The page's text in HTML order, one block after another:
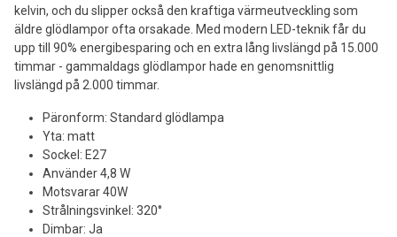
kelvin, och du slipper också den kraftiga värmeutveckling som
äldre glödlampor ofta orsakade. Med modern LED-teknik får du
upp till 90% energibesparing och en extra lång livslängd på 15.000
timmar - gammaldags glödlampor hade en genomsnittlig
livslängd på 2.000 timmar.
Päronform: Standard glödlampa
Yta: matt
Sockel: E27
Använder 4,8 W
Motsvarar 40W
Strålningsvinkel: 320°
Dimbar: Ja